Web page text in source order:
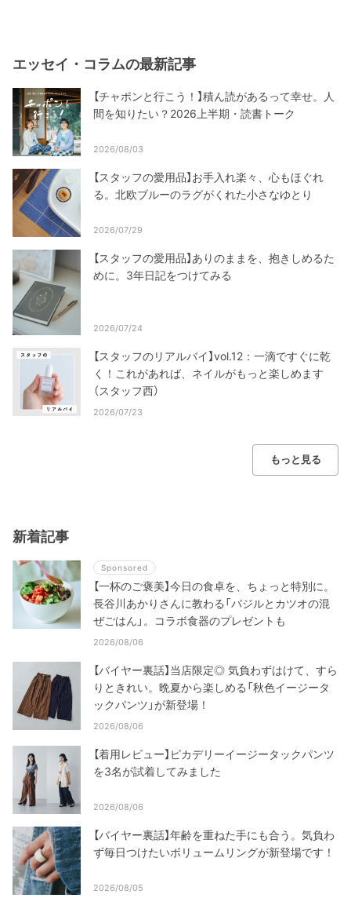
エッセイ・コラムの最新記事
【チャポンと行こう！】積ん読があるって幸せ。人
間を知りたい？2026上半期・読書トーク
2026/08/03
【スタッフの愛用品】お手入れ楽々、心もほぐれ
る。北欧ブルーのラグがくれた小さなゆとり
2026/07/29
【スタッフの愛用品】ありのままを、抱きしめるた
めに。3年日記をつけてみる
2026/07/24
【スタッフのリアルバイ】vol.12：一滴ですぐに乾
く！これがあれば、ネイルがもっと楽しめます
（スタッフ西）
2026/07/23
もっと見る
新着記事
Sponsored
【一杯のご褒美】今日の食卓を、ちょっと特別に。
長谷川あかりさんに教わる「バジルとカツオの混
ぜごはん」。コラボ食器のプレゼントも
2026/08/06
【バイヤー裏話】当店限定◎ 気負わずはけて、すら
りときれい。晩夏から楽しめる「秋色イージータ
ックパンツ」が新登場！
2026/08/06
【着用レビュー】ピカデリーイージータックパンツ
を3名が試着してみました
2026/08/06
【バイヤー裏話】年齢を重ねた手にも合う。気負わ
ず毎日つけたいボリュームリングが新登場です！
2026/08/05